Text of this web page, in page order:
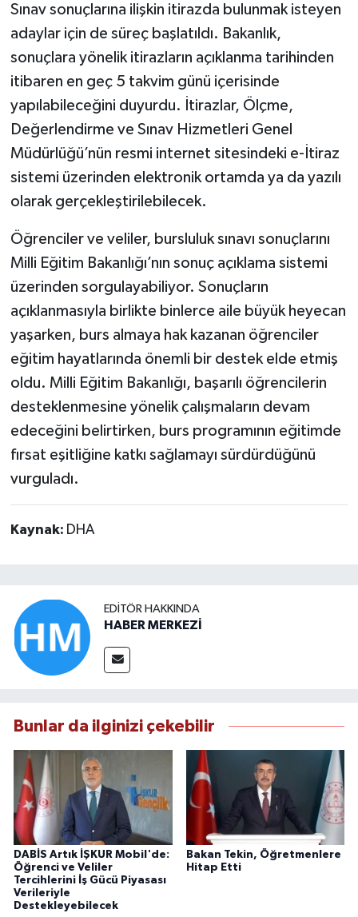
Sınav sonuçlarına ilişkin itirazda bulunmak isteyen
adaylar için de süreç başlatıldı. Bakanlık,
sonuçlara yönelik itirazların açıklanma tarihinden
itibaren en geç 5 takvim günü içerisinde
yapılabileceğini duyurdu. İtirazlar, Ölçme,
Değerlendirme ve Sınav Hizmetleri Genel
Müdürlüğü’nün resmi internet sitesindeki e-İtiraz
sistemi üzerinden elektronik ortamda ya da yazılı
olarak gerçekleştirilebilecek.
Öğrenciler ve veliler, bursluluk sınavı sonuçlarını
Milli Eğitim Bakanlığı’nın sonuç açıklama sistemi
üzerinden sorgulayabiliyor. Sonuçların
açıklanmasıyla birlikte binlerce aile büyük heyecan
yaşarken, burs almaya hak kazanan öğrenciler
eğitim hayatlarında önemli bir destek elde etmiş
oldu. Milli Eğitim Bakanlığı, başarılı öğrencilerin
desteklenmesine yönelik çalışmaların devam
edeceğini belirtirken, burs programının eğitimde
fırsat eşitliğine katkı sağlamayı sürdürdüğünü
vurguladı.
Kaynak: DHA
EDITÖR HAKKINDA
HABER MERKEZİ
Bunlar da ilginizi çekebilir
DABİS Artık İŞKUR Mobil'de:
Öğrenci ve Veliler
Tercihlerini İş Gücü Piyasası
Verileriyle
Destekleyebilecek
Bakan Tekin, Öğretmenlere
Hitap Etti